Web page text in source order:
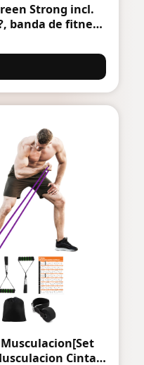
Strong incl.
banda de fitness
deseada
fuerza,
fitness. 25
Cintas